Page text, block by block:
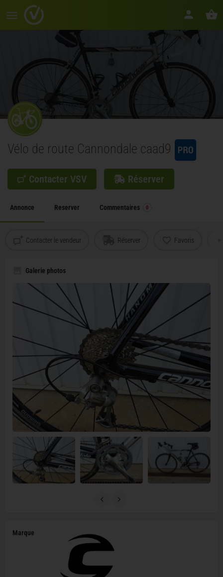
Vélo de route Cannondale caad9
Contacter VSV Réserver
Annonce Reserver Commentaires 0
Contacter le vendeur Réserver Favoris
Galerie photos
Marque